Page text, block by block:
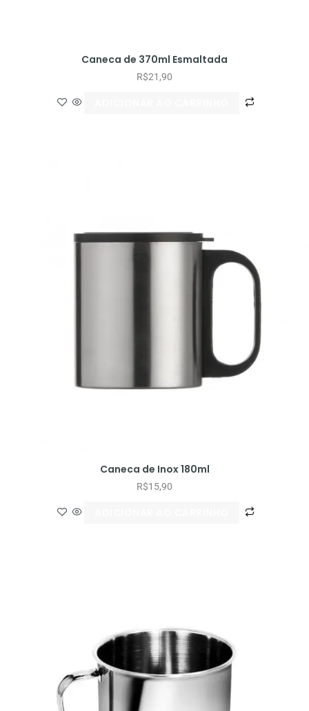
Caneca de 370ml Esmaltada
R$21,90
Caneca de Inox 180ml
R$15,90